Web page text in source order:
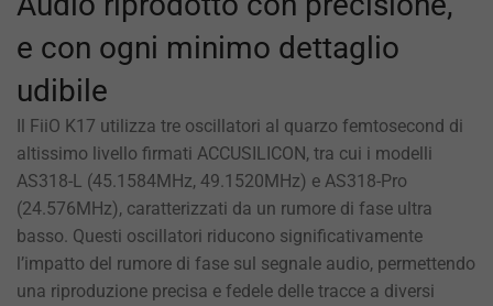
e con ogni minimo dettaglio
udibile
Il FiiO K17 utilizza tre oscillatori al quarzo femtosecond di
altissimo livello firmati ACCUSILICON, tra cui i modelli
AS318-L (45.1584MHz, 49.1520MHz) e AS318-Pro
(24.576MHz), caratterizzati da un rumore di fase ultra
basso. Questi oscillatori riducono significativamente
l’impatto del rumore di fase sul segnale audio, permettendo
una riproduzione precisa e fedele delle tracce a diversi